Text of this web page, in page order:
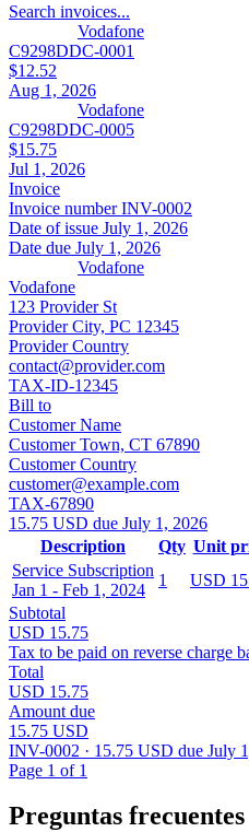
Search invoices...
Vodafone
C9298DDC-0001
$12.52
Aug 1, 2026
Vodafone
C9298DDC-0005
$15.75
Jul 1, 2026
Invoice
Invoice numberINV-0002
Date of issue July 1, 2026
Date due July 1, 2026
Vodafone
Vodafone
123 Provider St
Provider City, PC 12345
Provider Country
contact@provider.com
TAX-ID-12345
Bill to
Customer Name
Customer Town, CT 67890
Customer Country
customer@example.com
TAX-67890
15.75 USD due July 1, 2026
Description
Qty Unit
Service Subscription
Jan 1 - Feb 1, 2024
1 USD
Subtotal
USD 15.75
Tax to be paid on reverse charge
Total
USD 15.75
Amount due
15.75 USD
INV-0002 · 15.75 USD due July
Page 1 of 1
Preguntas frecuentes